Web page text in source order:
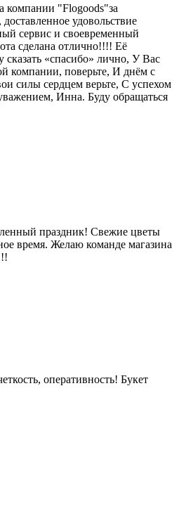
компании "Flogoods"за
удовольствие
сервис и своевременный
сделана отлично!!!! Её
сказать «спасибо» лично, У Вас
компании, поверьте, И днём с
силы сердцем верьте, С успехом
Инна. Буду обращаться
праздник! Свежие цветы
время. Желаю команде магазина
оперативность! Букет